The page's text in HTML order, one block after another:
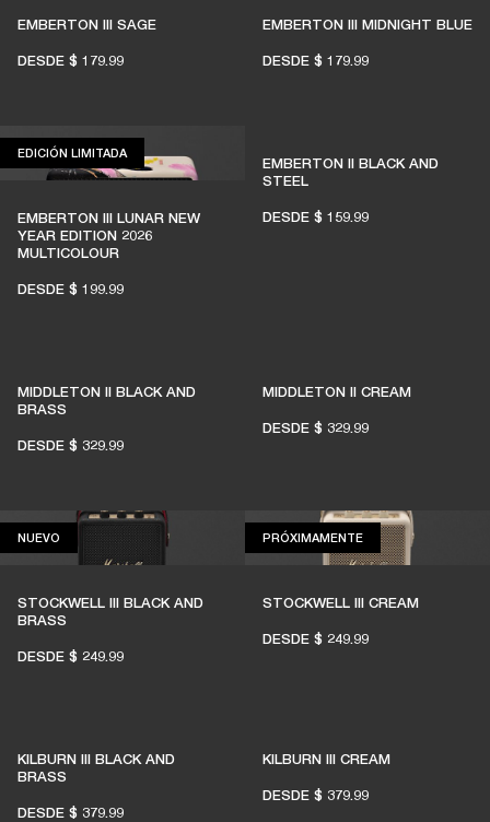
EMBERTON III SAGE
DESDE $ 179.99
EMBERTON III MIDNIGHT BLUE
DESDE $ 179.99
EDICIÓN LIMITADAEDICIÓN LIMITADA
EMBERTON III LUNAR NEW
YEAR EDITION 2026
MULTICOLOUR
DESDE $ 199.99
EMBERTON II BLACK AND
STEEL
DESDE $ 159.99
MIDDLETON II BLACK AND
BRASS
DESDE $ 329.99
MIDDLETON II CREAM
DESDE $ 329.99
NUEVO NUEVO
STOCKWELL III BLACK AND
BRASS
DESDE $ 249.99
PRÓXIMAMENTEPRÓXIMAMENTE
STOCKWELL III CREAM
DESDE $ 249.99
KILBURN III BLACK AND
BRASS
DESDE $ 379.99
KILBURN III CREAM
DESDE $ 379.99